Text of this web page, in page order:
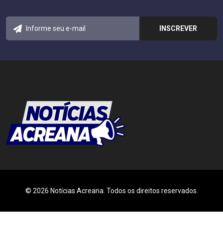
© 2026 Notícias Acreana. Todos os direitos reservados.